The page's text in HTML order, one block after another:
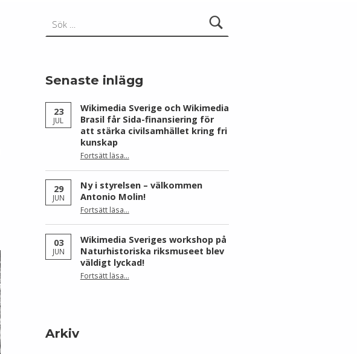
Senaste inlägg
23
JUL
Wikimedia Sverige och Wikimedia
Brasil får Sida-finansiering för
att stärka civilsamhället kring fri
kunskap
Fortsätt läsa“Wikimedia Sverige och Wikimedia Brasil får Sida-finansiering för att stärka civilsamhället kring fri kunskap”
…
29
JUN
Ny i styrelsen – välkommen
Antonio Molin!
Fortsätt läsa“Ny i styrelsen – välkommen Antonio Molin!”
…
03
JUN
Wikimedia Sveriges workshop på
Naturhistoriska riksmuseet blev
väldigt lyckad!
Fortsätt läsa“Wikimedia Sveriges workshop på Naturhistoriska riksmuseet blev väldigt lyckad!”
…
Arkiv